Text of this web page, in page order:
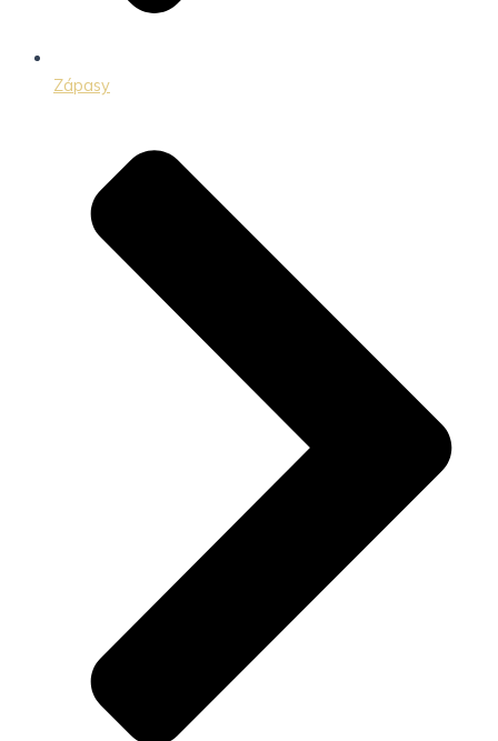
Zápasy